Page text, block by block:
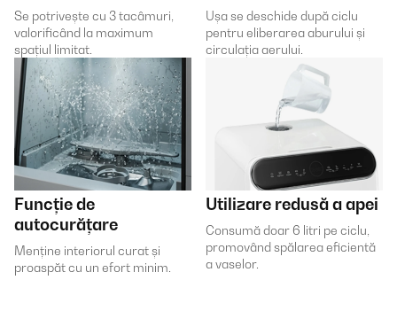
Se potrivește cu 3 tacâmuri,
valorificând la maximum
spațiul limitat.
Ușa se deschide după ciclu
pentru eliberarea aburului și
circulația aerului.
Funcție de
autocurățare
Menține interiorul curat și
proaspăt cu un efort minim.
Utilizare redusă a apei
Consumă doar 6 litri pe ciclu,
promovând spălarea eficientă
a vaselor.